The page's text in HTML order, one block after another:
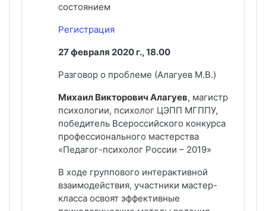
состоянием
Регистрация
27 февраля 2020 г., 18.00
Разговор о проблеме (Алагуев М.В.)
Михаил Викторович Алагуев, магистр
психологии, психолог ЦЭПП МГППУ,
победитель Всероссийского конкурса
профессионального мастерства
«Педагог-психолог России – 2019»
В ходе группового интерактивной
взаимодействия, участники мастер-
класса освоят эффективные